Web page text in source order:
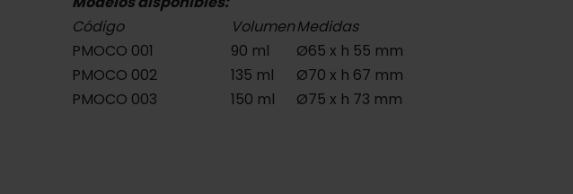
Código
VolumenMedidas
PMOCO 001
90 ml
Ø65 x h 55 mm
PMOCO 002
135 ml
Ø70 x h 67 mm
PMOCO 003
150 ml Ø75 x h 73 mm